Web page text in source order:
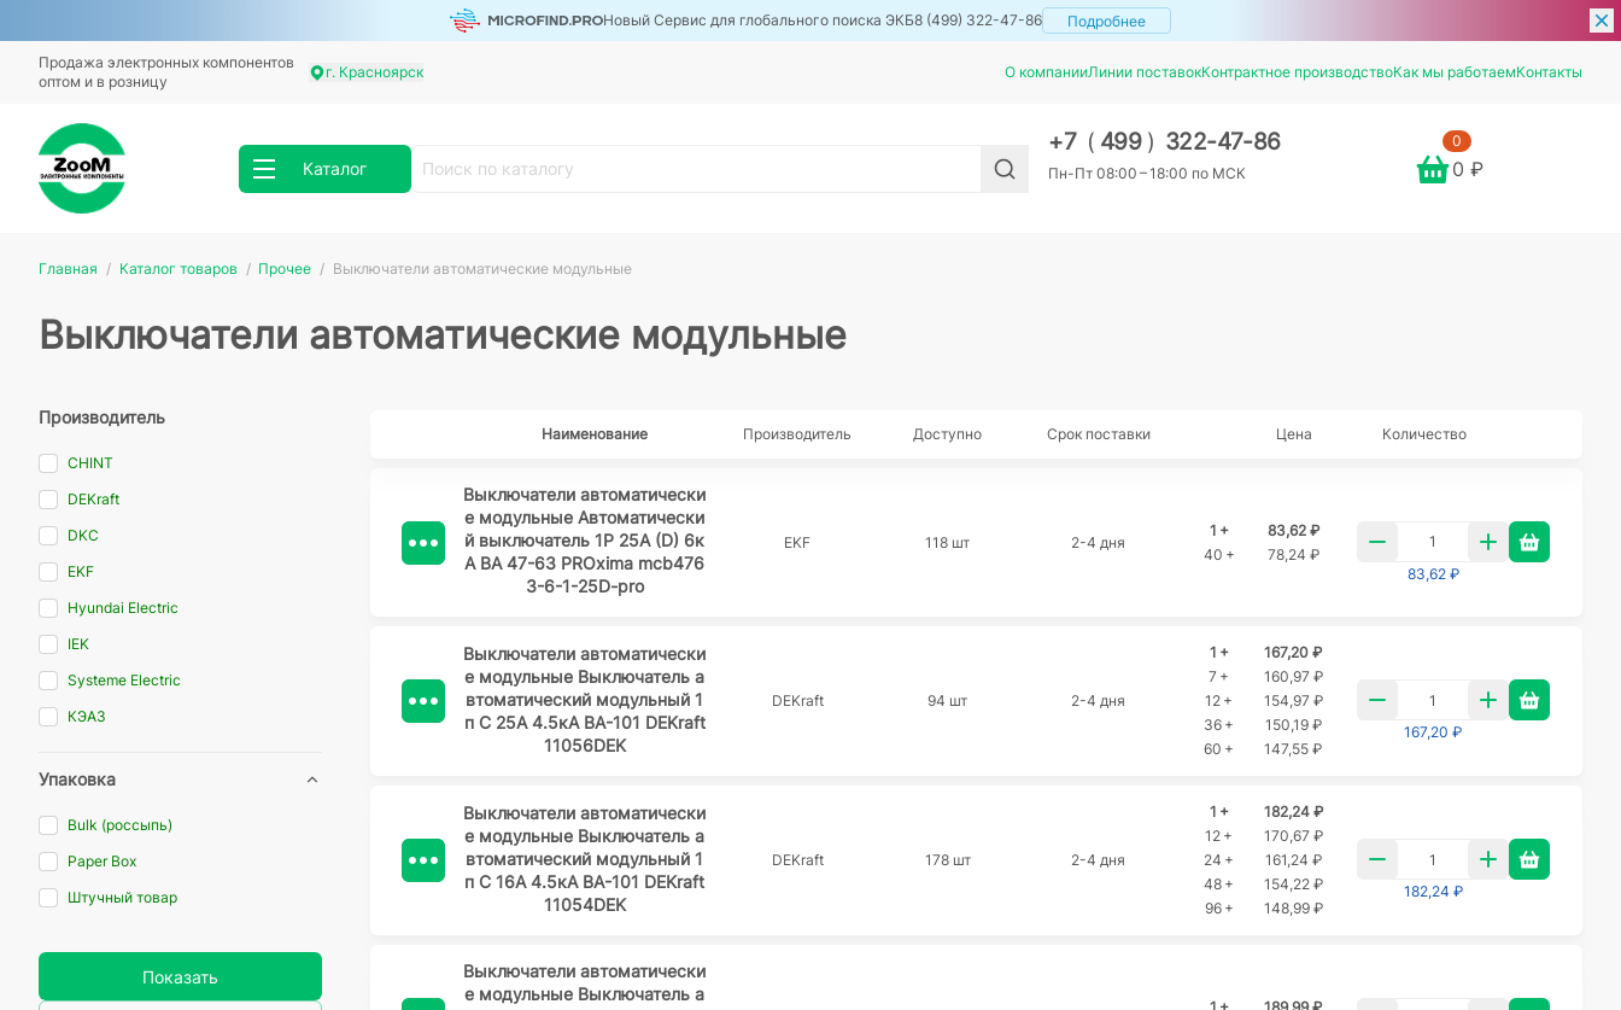
Новый Сервис для глобального поиска ЭКБ8 (499) 322-47-86 Подробнее
Продажа электронных компонентов
оптом и в розницу
г. Красноярск О компанииЛинии поставокКонтрактное производствоКак мы работаемКонтакты
Каталог
+7 ( 499 ) 322-47-86
Пн-Пт 08:00 – 18:00 по МСК
0
0 ₽
Главная Каталог товаров Прочее Выключатели автоматические модульные
Выключатели автоматические модульные
Производитель
CHINT
DEKraft
DKC
EKF
Hyundai Electric
IEK
Systeme Electric
КЭАЗ
Упаковка
Bulk (россыпь)
Paper Box
Штучный товар
Показать
Наименование Производитель Доступно Срок поставки Цена Количество
Выключатели автоматически
е модульные Автоматически
й выключатель 1P 25А (D) 6к
А ВА 47-63 PROxima mcb476
3-6-1-25D-pro
EKF 118 шт 2-4 дня
1 +
83,62 ₽
40 +
78,24 ₽
83,62 ₽
Выключатели автоматически
е модульные Выключатель а
втоматический модульный 1
п C 25А 4.5кА ВА-101 DEKraft
11056DEK
DEKraft 94 шт 2-4 дня
1 +
167,20 ₽
7 +
160,97 ₽
12 +
154,97 ₽
36 +
150,19 ₽
60 +
147,55 ₽
167,20 ₽
Выключатели автоматически
е модульные Выключатель а
втоматический модульный 1
п C 16А 4.5кА ВА-101 DEKraft
11054DEK
DEKraft 178 шт 2-4 дня
1 +
182,24 ₽
12 +
170,67 ₽
24 +
161,24 ₽
48 +
154,22 ₽
96 +
148,99 ₽
182,24 ₽
Выключатели автоматически
е модульные Выключатель а